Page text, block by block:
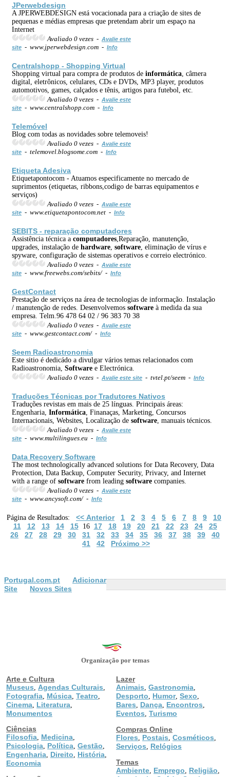
JPerwebdesign
A JPERWEBDESIGN está vocacionada para a criação de sites de
pequenas e médias empresas que pretendam abrir um espaço na
Internet
Avaliado 0 vezes - Avalie este
site - www.jperwebdesign.com - Info
Centralshopp - Shopping Virtual
Shopping virtual para compra de produtos de informática , câmera
digital, eletrônicos, celulares, CDs e DVDs, MP3 player, produtos
automotivos, games, calçados e tênis, artigos para futebol, etc.
Avaliado 0 vezes - Avalie este
site - www.centralshopp.com - Info
Telemóvel
Blog com todas as novidades sobre telemoveis!
Avaliado 0 vezes - Avalie este
site - telemovel.blogsome.com - Info
Etiqueta Adesiva
Etiquetapontocom - Atuamos especificamente no mercado de
suprimentos (etiquetas, ribbons,codigo de barras equipamentos e
serviços)
Avaliado 0 vezes - Avalie este
site - www.etiquetapontocom.net - Info
SEBITS - reparação computadores
Assistência técnica a computadores ,Reparação, manutenção,
upgrades, instalação de hardware software , eliminação de vírus e
spyware, configuração de sistemas operativos e correio electrónico.
Avaliado 0 vezes - Avalie este
site - www.freewebs.com/sebits/ - Info
GestContact
Prestação de serviços na área de tecnologias de informação. Instalação
/ manutenção de redes. Desenvolvemos software à medida da sua
empresa. Telm.96 478 64 02 / 96 383 70 38
Avaliado 0 vezes - Avalie este
site - www.gestcontact.com/ - Info
Seem Radioastronomia
Este sitio é dedicádo a divulgar vários temas relacionados com
Radioastronomia, Software e Electrónica.
Avaliado 0 vezes - Avalie este site - tvtel.pt/seem - Info
Traduções Técnicas por Tradutores Nativos
Traduções revistas em mais de 25 línguas. Principais áreas:
Engenharia, Informática , Finanaças, Marketing, Concursos
Internacionais, Websites, Localização de software , manuais técnicos.
Avaliado 0 vezes - Avalie este
site - www.multilingues.eu - Info
Data Recovery Software
The most technologically advanced solutions for Data Recovery, Data
Protection, Data Backup, Computer Security, Privacy, and Internet
with a range of software from leading software companies.
Avaliado 0 vezes - Avalie este
site - www.ancysoft.com/ - Info
Página de Resultados: << Anterior 1 2 3 4 5 6 7 8 9
10
11
12 13 14 1516 17 18 19 20 21 22 23 24
25
26
27 28 29 30 31 32 33 34 35 36 37 38 39
40
41
42 Próximo >>
Portugal.com.pt
Adicionar
Site
Novos Sites
Organização por temas
Arte e Cultura
Museus
Agendas Culturais
Fotografia Música Teatro
Cinema Literatura
Monumentos
Ciências
Filosofia Medicina
Psicologia Política Gestão
Engenharia Direito História
Economia
Lazer
Animais Gastronomia
Desporto Humor, Sexo
Bares Dança Encontros
Eventos Turismo
Compras Online
Flores
Postais Cosméticos
Serviços
Relógios
Temas
Ambiente Emprego Religião